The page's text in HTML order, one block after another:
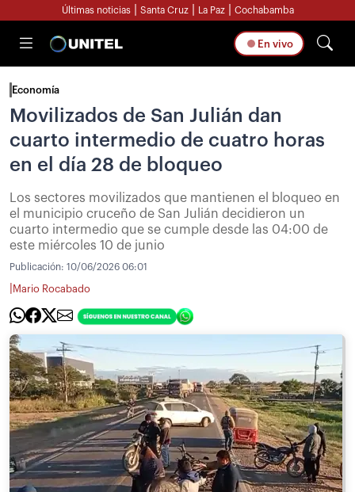
Últimas noticias Santa Cruz La Paz Cochabamba
En vivo
Economía
Movilizados de San Julián dan
cuarto intermedio de cuatro horas
en el día 28 de bloqueo
Los sectores movilizados que mantienen el bloqueo en
el municipio cruceño de San Julián decidieron un
cuarto intermedio que se cumple desde las 04:00 de
este miércoles 10 de junio
Publicación: 10/06/2026 06:01
Mario Rocabado